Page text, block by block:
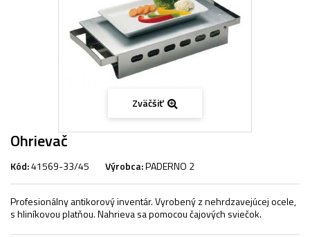
Zväčšiť
Ohrievač
Kód:41569-33/45 Výrobca:PADERNO 2
Profesionálny antikorový inventár. Vyrobený z nehrdzavejúcej ocele,
s hliníkovou platňou. Nahrieva sa pomocou čajových sviečok.